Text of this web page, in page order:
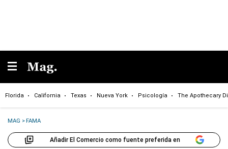
Florida California Texas Nueva York Psicología The Apothecary
MAG >FAMA
Añadir El Comercio como fuente preferida en